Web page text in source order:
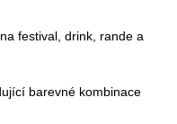
festival, drink, rande a
barevné kombinace